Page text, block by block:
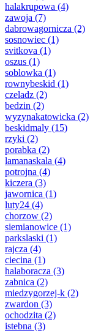
halakrupowa (4)
zawoja (7)
dabrowagornicza (2)
sosnowiec (1)
svitkova (1)
oszus (1)
soblowka (1)
rownybeskid (1)
czeladz (2)
bedzin (2)
wyzynakatowicka (2)
beskidmaly (15)
rzyki (2)
porabka (2)
lamanaskala (4)
potrojna (4)
kiczera (3)
jawornica (1)
luty24 (4)
chorzow (2)
siemianowice (1)
parkslaski (1)
rajcza (4)
ciecina (1)
halaboracza (3)
zabnica (2)
miedzygorzej-k (2)
zwardon (3)
ochodzita (2)
istebna (3)